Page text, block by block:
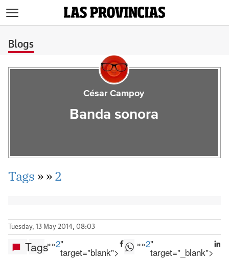
Blogs
César Campoy
Banda sonora
Tags »»2
Tuesday, 13 May 2014, 08:03
Tags»»2"
target="blank">
»»2"
target="_blank">